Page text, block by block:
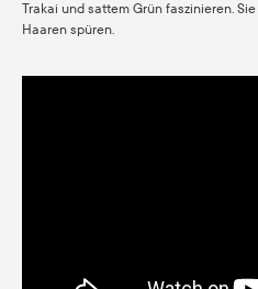
Trakai und sattem Grün faszinieren.
Haaren spüren.